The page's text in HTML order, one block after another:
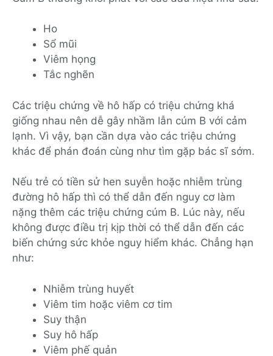
Ho
Sổ mũi
Viêm họng
Tắc nghẽn
Các triệu chứng về hô hấp có triệu chứng khá
giống nhau nên dễ gây nhầm lẫn cúm B với cảm
lạnh. Vì vậy, bạn cần dựa vào các triệu chứng
khác để phán đoán cùng như tìm gặp bác sĩ sớm.
Nếu trẻ có tiền sử hen suyễn hoặc nhiễm trùng
đường hô hấp thì có thể dẫn đến nguy cơ làm
nặng thêm các triệu chứng cúm B. Lúc này, nếu
không được điều trị kịp thời có thể dẫn đến các
biến chứng sức khỏe nguy hiểm khác. Chẳng hạn
như:
Nhiễm trùng huyết
Viêm tim hoặc viêm cơ tim
Suy thận
Suy hô hấp
Viêm phế quản